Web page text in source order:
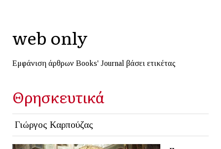
web only
Εμφάνιση άρθρων Books' Journal βάσει ετικέτας
Θρησκευτικά
Γιώργος Καρπούζας